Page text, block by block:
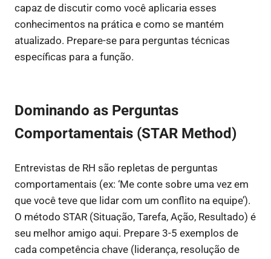
capaz de discutir como você aplicaria esses
conhecimentos na prática e como se mantém
atualizado. Prepare-se para perguntas técnicas
específicas para a função.
Dominando as Perguntas
Comportamentais (STAR Method)
Entrevistas de RH são repletas de perguntas
comportamentais (ex: ‘Me conte sobre uma vez em
que você teve que lidar com um conflito na equipe’).
O método STAR (Situação, Tarefa, Ação, Resultado) é
seu melhor amigo aqui. Prepare 3-5 exemplos de
cada competência chave (liderança, resolução de